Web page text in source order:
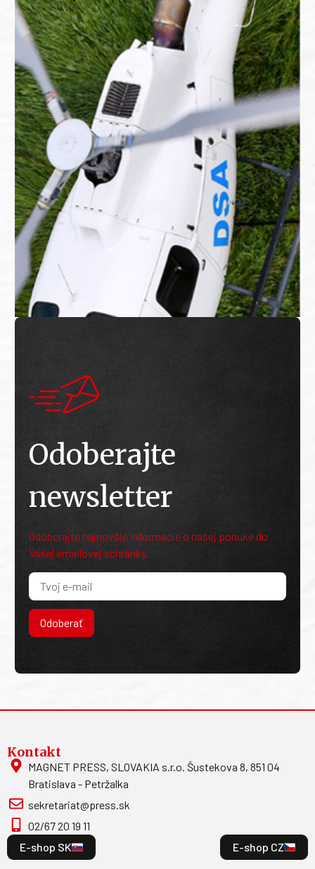
Odoberajte
newsletter
Odoberajte najnovšie informácie o našej ponuke do
Vašej emailovej schránky.
Odoberať
Kontakt
MAGNET PRESS, SLOVAKIA s.r.o. Šustekova 8, 851 04
Bratislava - Petržalka
sekretariat@press.sk
02/67 20 19 11
E-shop SK
E-shop CZ